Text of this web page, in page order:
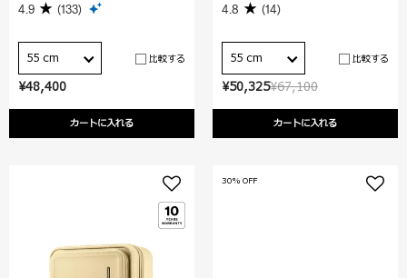
¥48,400
カートに入れる
4.9 (133)
55 cm 比較する
¥67,100
¥50,325
カートに入れる
4.8 (14)
55 cm 比較する
30% OFF